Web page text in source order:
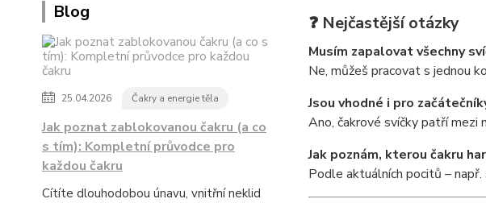
Blog
25.04.2026 Čakry a energie těla
Jak poznat zablokovanou čakru (a co
s tím): Kompletní průvodce pro
každou čakru
Cítíte dlouhodobou únavu, vnitřní neklid
❓ Nejčastější otázky
Musím zapalovat všechny
Ne, můžeš pracovat s jednou
Jsou vhodné i pro
Ano, čakrové svíčky patří mezi
Jak poznám, kterou čakru
Podle aktuálních pocitů –